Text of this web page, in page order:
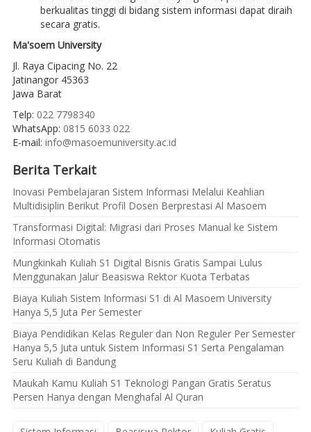
berkualitas tinggi di bidang sistem informasi dapat diraih
secara gratis.
Ma'soem University
Jl. Raya Cipacing No. 22
Jatinangor 45363
Jawa Barat
Telp: 022 7798340
WhatsApp: 0815 6033 022
E-mail: info@masoemuniversity.ac.id
Berita Terkait
Inovasi Pembelajaran Sistem Informasi Melalui Keahlian
Multidisiplin Berikut Profil Dosen Berprestasi Al Masoem
Transformasi Digital: Migrasi dari Proses Manual ke Sistem
Informasi Otomatis
Mungkinkah Kuliah S1 Digital Bisnis Gratis Sampai Lulus
Menggunakan Jalur Beasiswa Rektor Kuota Terbatas
Biaya Kuliah Sistem Informasi S1 di Al Masoem University
Hanya 5,5 Juta Per Semester
Biaya Pendidikan Kelas Reguler dan Non Reguler Per Semester
Hanya 5,5 Juta untuk Sistem Informasi S1 Serta Pengalaman
Seru Kuliah di Bandung
Maukah Kamu Kuliah S1 Teknologi Pangan Gratis Seratus
Persen Hanya dengan Menghafal Al Quran